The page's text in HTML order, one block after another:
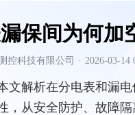
保间为何加
控科技有限公司 · 2026-03-14
文解析在分电表和漏
，从安全防护、故障